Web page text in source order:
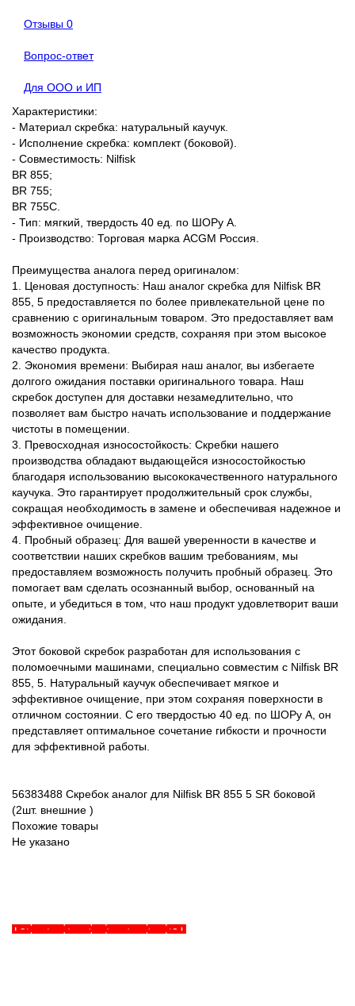
Отзывы 0
Вопрос-ответ
Для ООО и ИП
Характеристики:
- Материал скребка: натуральный каучук.
- Исполнение скребка: комплект (боковой).
- Совместимость: Nilfisk
BR 855;
BR 755;
BR 755С.
- Тип: мягкий, твердость 40 ед. по ШОРу А.
- Производство: Торговая марка ACGM Россия.
Преимущества аналога перед оригиналом:
1. Ценовая доступность: Наш аналог скребка для Nilfisk BR
855, 5 предоставляется по более привлекательной цене по
сравнению с оригинальным товаром. Это предоставляет вам
возможность экономии средств, сохраняя при этом высокое
качество продукта.
2. Экономия времени: Выбирая наш аналог, вы избегаете
долгого ожидания поставки оригинального товара. Наш
скребок доступен для доставки незамедлительно, что
позволяет вам быстро начать использование и поддержание
чистоты в помещении.
3. Превосходная износостойкость: Скребки нашего
производства обладают выдающейся износостойкостью
благодаря использованию высококачественного натурального
каучука. Это гарантирует продолжительный срок службы,
сокращая необходимость в замене и обеспечивая надежное и
эффективное очищение.
4. Пробный образец: Для вашей уверенности в качестве и
соответствии наших скребков вашим требованиям, мы
предоставляем возможность получить пробный образец. Это
помогает вам сделать осознанный выбор, основанный на
опыте, и убедиться в том, что наш продукт удовлетворит ваши
ожидания.
Этот боковой скребок разработан для использования с
поломоечными машинами, специально совместим с Nilfisk BR
855, 5. Натуральный каучук обеспечивает мягкое и
эффективное очищение, при этом сохраняя поверхности в
отличном состоянии. С его твердостью 40 ед. по ШОРу А, он
представляет оптимальное сочетание гибкости и прочности
для эффективной работы.
56383488 Скребок аналог для Nilfisk BR 855 5 SR боковой
(2шт. внешние )
Похожие товары
Не указано